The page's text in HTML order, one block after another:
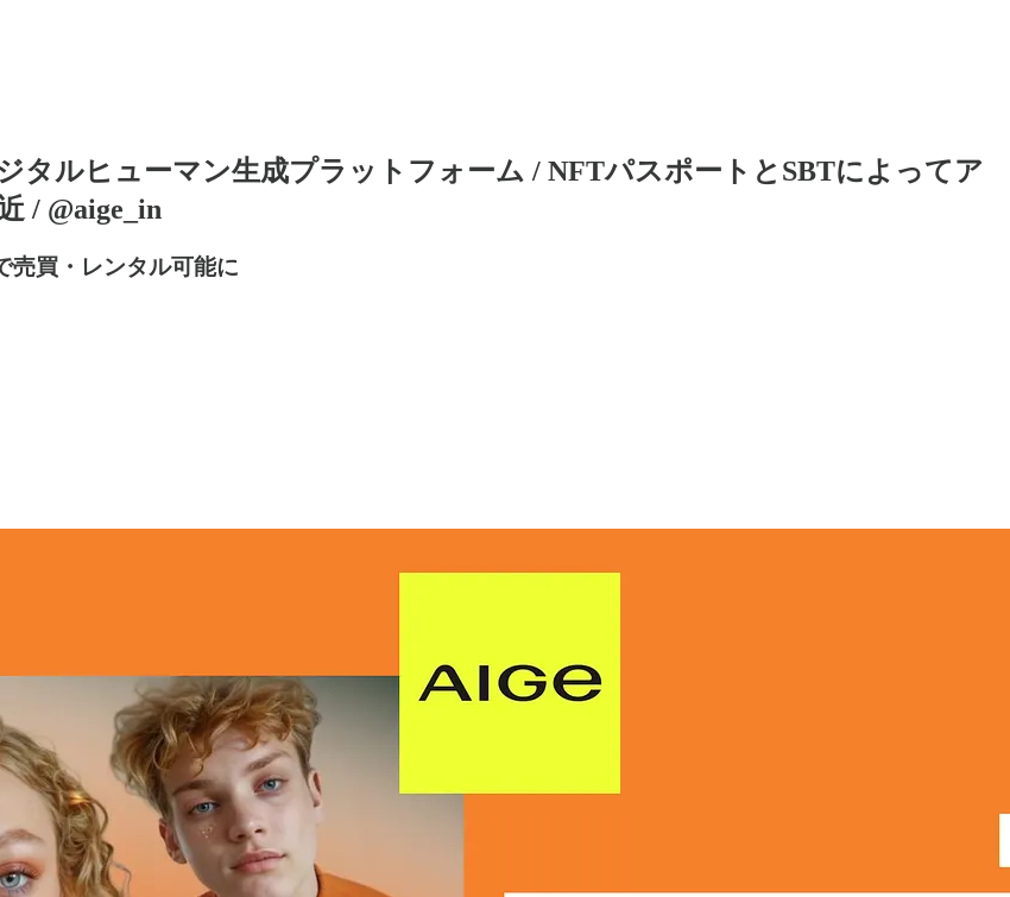
タルヒューマン生成プラットフォーム / NFTパスポートとSBTによってア
/ @aige_in
売買・レンタル可能に